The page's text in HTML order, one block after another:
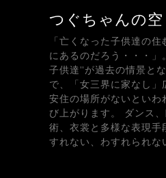
つぐちゃんの空
「亡くなった子供達の
にあるのだろう・・・」
子供達”が過去の情景と
で、「女三界に家なし」
安住の場所がないといわ
び上がります。 ダンス
術、衣裳と多様な表現手
すれない、わすれられな